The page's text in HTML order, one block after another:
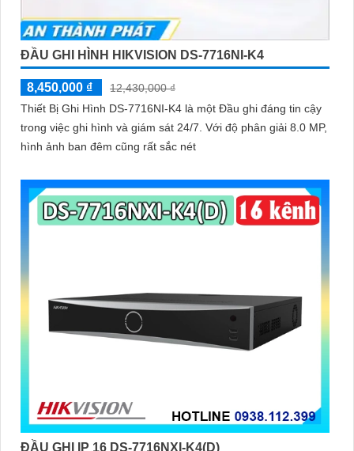
ĐẦU GHI HÌNH HIKVISION DS-7716NI-K4
8,450,000 ₫
12,430,000 ₫
Thiết Bị Ghi Hình DS-7716NI-K4 là một Đầu ghi đáng tin cậy
trong việc ghi hình và giám sát 24/7. Với độ phân giải 8.0 MP,
hình ảnh ban đêm cũng rất sắc nét
ĐẦU GHI IP 16 DS-7716NXI-K4(D)